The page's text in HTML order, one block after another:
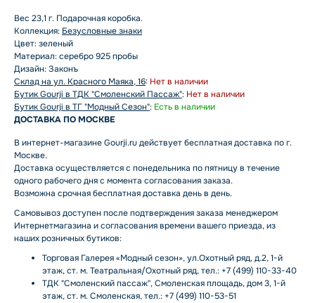
Вес 23,1 г. Подарочная коробка.
Коллекция: Безусловные знаки
Цвет: зеленый
Материал: серебро 925 пробы
Дизайн: Законъ
Склад на ул. Красного Маяка, 16: Нет в наличии
Бутик Gourji в ТДК "Смоленский Пассаж": Нет в наличии
Бутик Gourji в ТГ "Модный Сезон": Есть в наличии
ДОСТАВКА ПО МОСКВЕ
В интернет-магазине Gourji.ru действует бесплатная доставка по г.
Москве.
Доставка осуществляется с понедельника по пятницу в течение
одного рабочего дня с момента согласования заказа.
Возможна срочная бесплатная доставка день в день.
Самовывоз доступен после подтверждения заказа менеджером
Интернетмагазина и согласования времени вашего приезда, из
наших розничных бутиков:
Торговая Галерея «Модный сезон», ул.Охотный ряд, д.2, 1-й
этаж, ст. м. Театральная/Охотный ряд, тел.: +7 (499) 110-33-40
ТДК "Смоленский пассаж", Смоленская площадь, дом 3, 1-й
этаж, ст. м. Смоленская, тел.: +7 (499) 110-53-51